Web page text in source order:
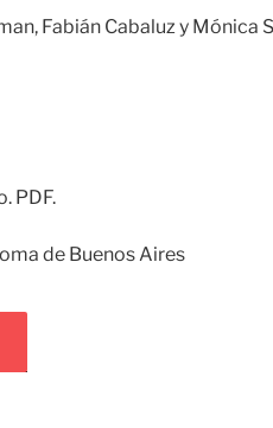
Fabián Cabaluz y Mónica
PDF.
de Buenos Aires